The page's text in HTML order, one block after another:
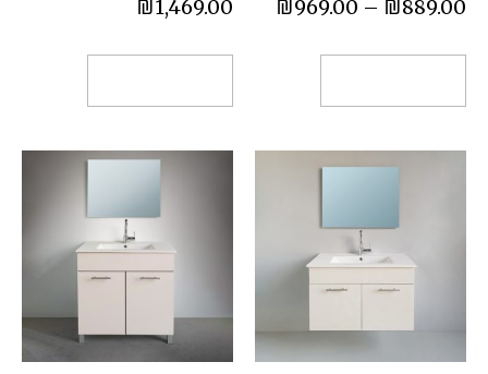
₪889.00
–
₪969.00
₪1,469.00